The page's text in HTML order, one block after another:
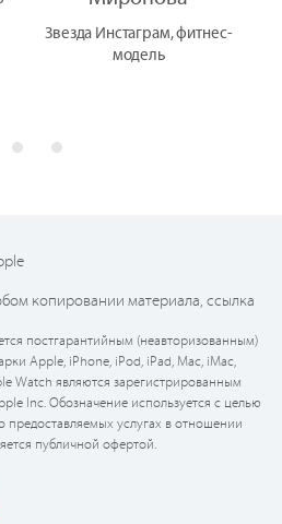
Звезда Инстаграм, фитнес-
модель
копировании материала, ссылка
постгарантийным (неавторизованным)
Apple, iPhone, iPod, iPad, Mac, iMac,
Watch являются зарегистрированным
Inc. Обозначение используется с целью
услугах в отношении
публичной офертой.